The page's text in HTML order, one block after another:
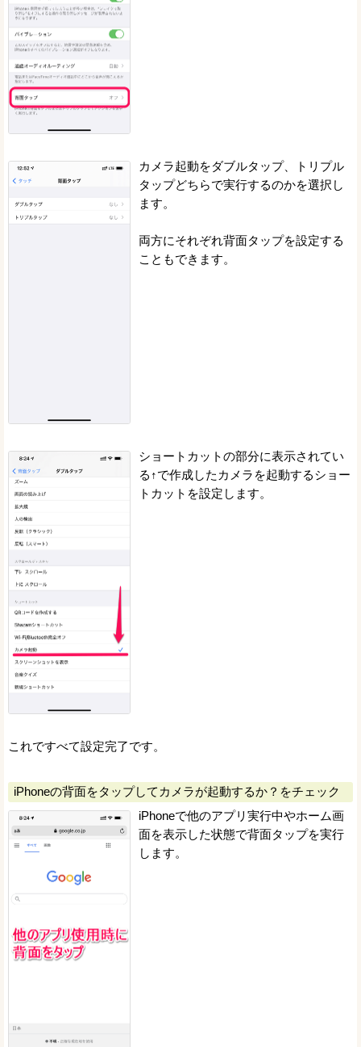
カメラ起動をダブルタップ、トリプル
タップどちらで実行するのかを選択し
ます。
両方にそれぞれ背面タップを設定する
こともできます。
ショートカットの部分に表示されてい
る↑で作成したカメラを起動するショー
トカットを設定します。
これですべて設定完了です。
iPhoneの背面をタップしてカメラが起動するか？をチェック
iPhoneで他のアプリ実行中やホーム画
面を表示した状態で背面タップを実行
します。